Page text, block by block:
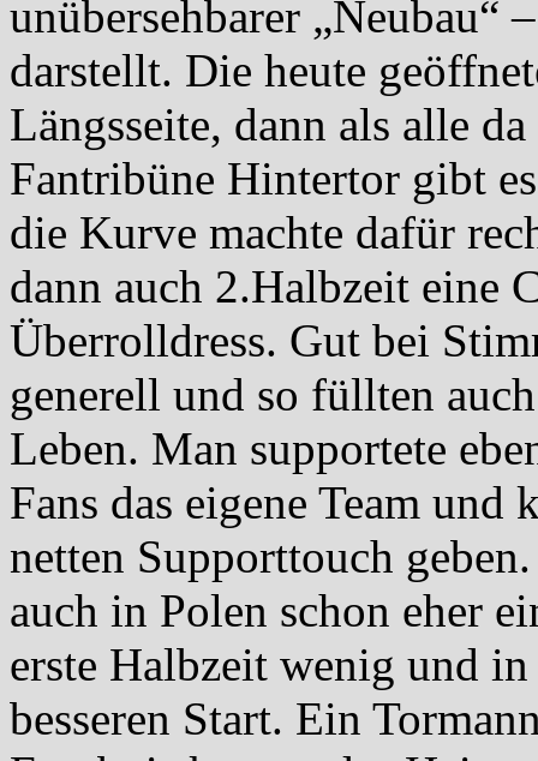
unübersehbarer „Neubau“
darstellt. Die heute
Längsseite, dann als alle
Fantribüne Hintertor gibt
die Kurve machte dafür
dann auch 2.Halbzeit eine
Überrolldress. Gut bei
generell und so füllten
Leben. Man supportete
Fans das eigene Team und
netten Supporttouch
auch in Polen schon eher
erste Halbzeit wenig und
besseren Start. Ein